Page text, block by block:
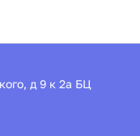
д 9 к 2а БЦ